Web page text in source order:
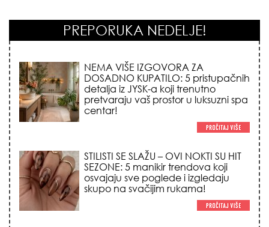
PREPORUKA NEDELJE!
NEMA VIŠE IZGOVORA ZA
DOSADNO KUPATILO: 5 pristupačnih
detalja iz JYSK-a koji trenutno
pretvaraju vaš prostor u luksuzni spa
centar!
STILISTI SE SLAŽU – OVI NOKTI SU HIT
SEZONE: 5 manikir trendova koji
osvajaju sve poglede i izgledaju
skupo na svačijim rukama!